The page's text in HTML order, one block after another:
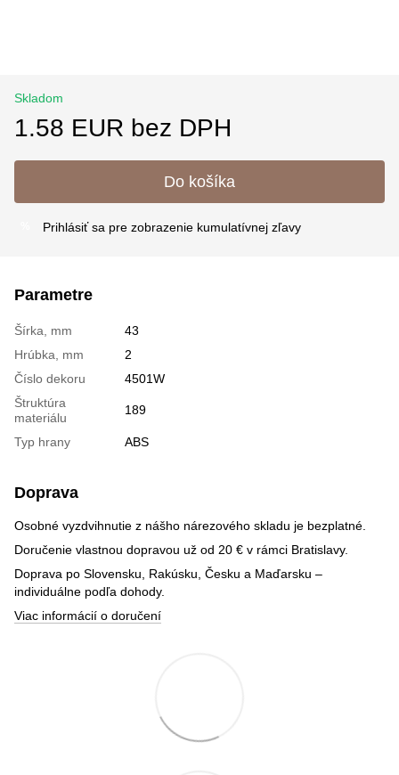
Skladom
1.58 EUR bez DPH
Do košíka
Prihlásiť sa pre zobrazenie kumulatívnej zľavy
Parametre
Šírka, mm
43
Hrúbka, mm
2
Číslo dekoru
4501W
Štruktúra
materiálu
189
Typ hrany ABS
Doprava
Osobné vyzdvihnutie z nášho nárezového skladu je bezplatné.
Doručenie vlastnou dopravou už od 20 € v rámci Bratislavy.
Doprava po Slovensku, Rakúsku, Česku a Maďarsku –
individuálne podľa dohody.
Viac informácií o doručení